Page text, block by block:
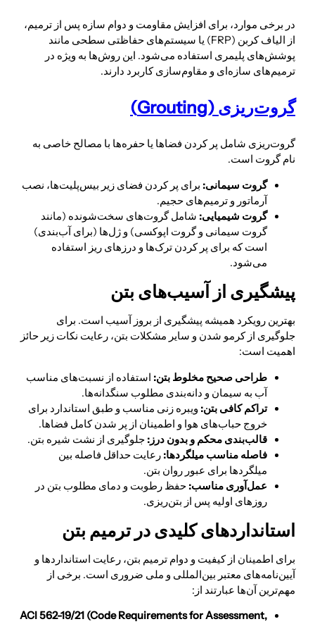
در برخی موارد، برای افزایش مقاومت و دوام سازه پس از ترمیم،
از الیاف کربن (FRP) یا سیستم‌های حفاظتی سطحی مانند
پوشش‌های پلیمری استفاده می‌شود. این روش‌ها به ویژه در
ترمیم‌های سازه‌ای و مقاوم‌سازی کاربرد دارند.
گروت‌ریزی (Grouting)
گروت‌ریزی شامل پر کردن فضاها یا حفره‌ها با مصالح خاصی به
نام گروت است.
گروت سیمانی: برای پر کردن فضای زیر بیس‌پلیت‌ها، نصب
آرماتور و ترمیم‌های حجیم.
گروت شیمیایی: شامل گروت‌های سخت‌شونده (مانند
گروت سیمانی و گروت اپوکسی) و ژل‌ها (برای آب‌بندی)
است که برای پر کردن ترک‌ها و درزهای ریز استفاده
می‌شود.
پیشگیری از آسیب‌های بتن
بهترین رویکرد همیشه پیشگیری از بروز آسیب است. برای
جلوگیری از کرمو شدن و سایر مشکلات بتن، رعایت نکات زیر حائز
اهمیت است:
طراحی صحیح مخلوط بتن: استفاده از نسبت‌های مناسب
آب به سیمان و دانه‌بندی مطلوب سنگدانه‌ها.
تراکم کافی بتن: ویبره زنی مناسب و طبق استاندارد برای
خروج حباب‌های هوا و اطمینان از پر شدن کامل فضاها.
قالب‌بندی محکم و بدون درز: جلوگیری از نشت شیره بتن.
فاصله مناسب میلگردها: رعایت حداقل فاصله بین
میلگردها برای عبور روان بتن.
عمل‌آوری مناسب: حفظ رطوبت و دمای مطلوب بتن در
روزهای اولیه پس از بتن‌ریزی.
استانداردهای کلیدی در ترمیم بتن
برای اطمینان از کیفیت و دوام ترمیم بتن، رعایت استانداردها و
آیین‌نامه‌های معتبر بین‌المللی و ملی ضروری است. برخی از
مهم‌ترین آن‌ها عبارتند از:
ACI 562-19/21 (Code Requirements for Assessment,